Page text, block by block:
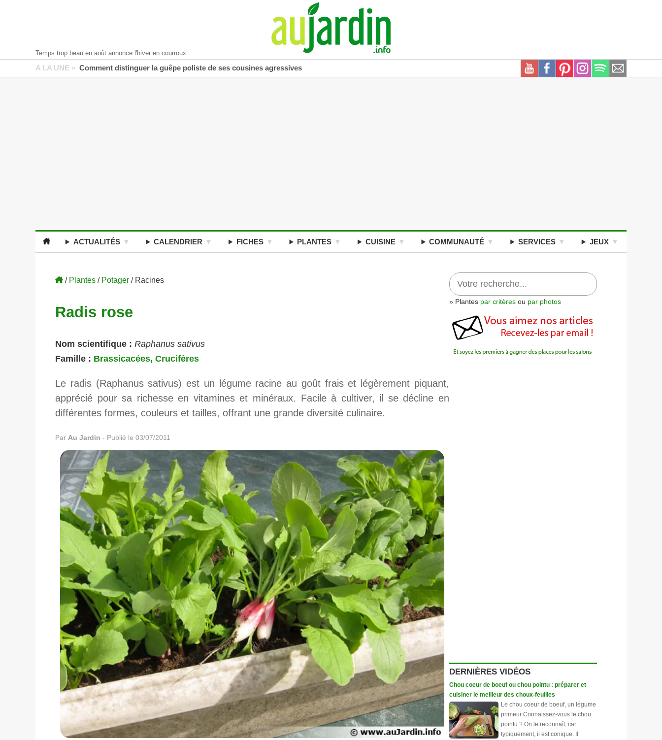
Temps trop beau en août annonce l'hiver en courroux.
A LA UNE » Comment distinguer la guêpe poliste de ses cousines agressives
ACTUALITÉS CALENDRIER FICHES PLANTES CUISINE COMMUNAUTÉ SERVICES JEUX
/ Plantes / Potager / Racines
Radis rose
Nom scientifique : Raphanus sativus
Famille : Brassicacées, Crucifères
Le radis (Raphanus sativus) est un légume racine au goût frais et légèrement piquant,
apprécié pour sa richesse en vitamines et minéraux. Facile à cultiver, il se décline en
différentes formes, couleurs et tailles, offrant une grande diversité culinaire.
Par Au Jardin - Publié le 03/07/2011
» Plantes par critères ou par photos
DERNIÈRES VIDÉOS
Chou coeur de boeuf ou chou pointu : préparer et
cuisiner le meilleur des choux-feuilles
Le chou coeur de boeuf, un légume
primeur Connaissez-vous le chou
pointu ? On le reconnaît, car
typiquement, il est conique. Il